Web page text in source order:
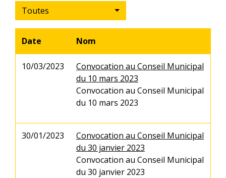
Toutes
Date Nom
10/03/2023
Convocation au Conseil Municipal
du 10 mars 2023
Convocation au Conseil Municipal
du 10 mars 2023
30/01/2023
Convocation au Conseil Municipal
du 30 janvier 2023
Convocation au Conseil Municipal
du 30 janvier 2023